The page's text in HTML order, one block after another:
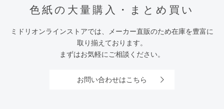
色紙の大量購入・まとめ買い
ミドリオンラインストアでは、メーカー直販のため在庫を豊富に
取り揃えております。
まずはお気軽にご相談ください。
お問い合わせはこちら